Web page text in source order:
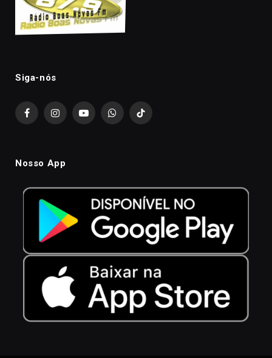
Siga-nós
FacebookInstagramYouTubeWhatsAppTikTok
Nosso App